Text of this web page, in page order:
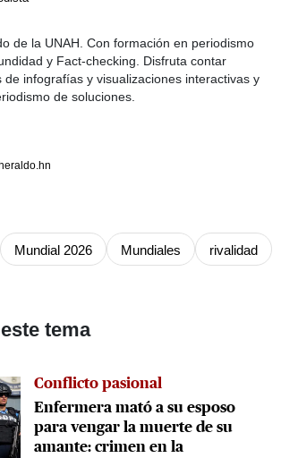
de la UNAH. Con formación en periodismo
y Fact-checking. Disfruta contar
de infografías y visualizaciones interactivas y
de soluciones.
Mundial 2026 Mundiales rivalidad
tema
Conflicto pasional
Enfermera mató a su esposo
para vengar la muerte de su
amante: crimen en la